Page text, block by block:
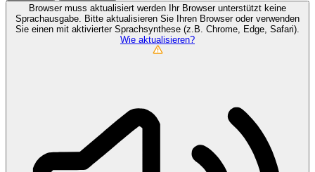
Browser muss aktualisiert werden
Ihr Browser unterstützt keine
Sprachausgabe. Bitte aktualisieren Sie Ihren Browser oder verwenden
Sie einen mit aktivierter Sprachsynthese (z.B. Chrome, Edge, Safari).
Wie aktualisieren?